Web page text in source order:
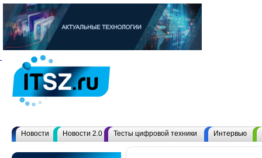
Новости Новости 2.0 Тесты цифровой техники Интервью